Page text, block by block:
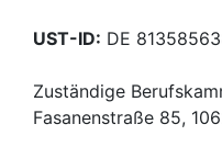
UST-ID: DE
Zuständige
Fasanenstraße 85,